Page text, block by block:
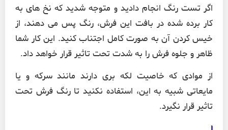
اگر تست رنگ انجام دادید و متوجه شدید که نخ های به
کار برده شده در بافت این فرش، رنگ پس می دهند، از
خیس کردن آن به صورت کامل اجتناب کنید. این کار شما
ظاهر و جلوه فرش را به شدت تحت تاثیر قرار خواهد داد.
از موادی که خاصیت لکه بری دارند مانند سرکه و یا
مایعاتی شبیه به این، استفاده نکنید تا رنگ فرش تحت
تاثیر قرار نگیرد.